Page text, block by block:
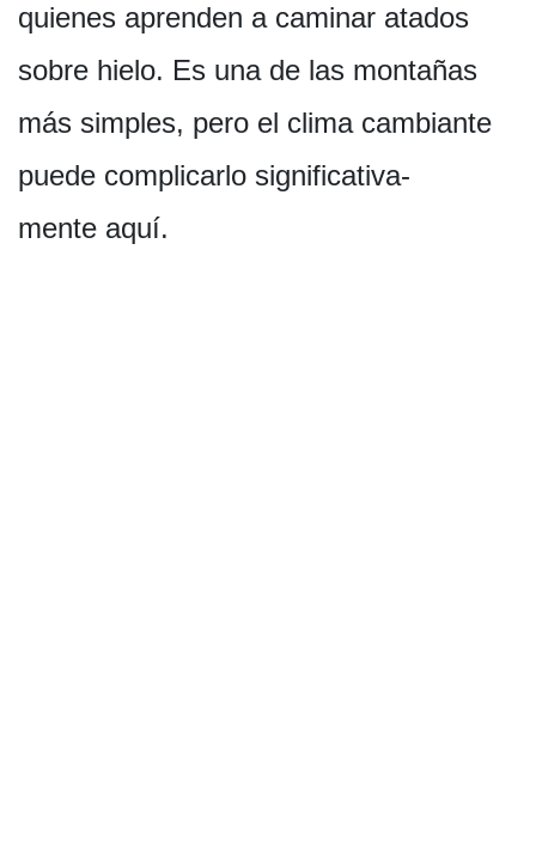
quienes aprenden a caminar atados
sobre hielo. Es una de las montañas
más simples, pero el clima cambiante
puede complicarlo significativa­
mente aquí.